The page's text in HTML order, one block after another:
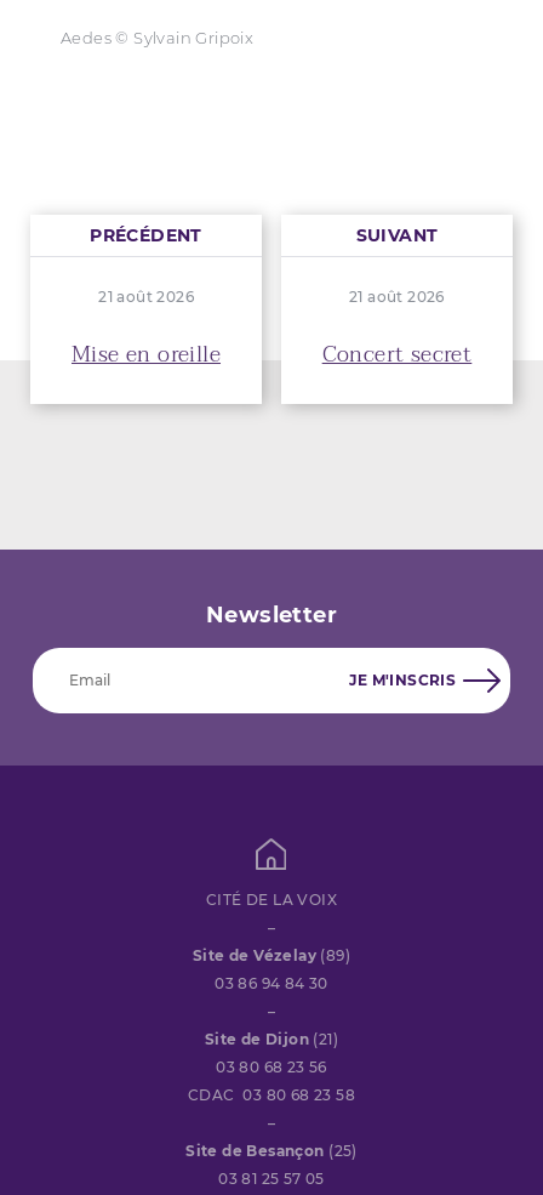
Aedes © Sylvain Gripoix
PRÉCÉDENT
21 août 2026
Mise en oreille
SUIVANT
21 août 2026
Concert secret
Newsletter
CITÉ DE LA VOIX
–
Site de Vézelay (89)
03 86 94 84 30
–
Site de Dijon (21)
03 80 68 23 56
CDAC 03 80 68 23 58
–
Site de Besançon (25)
03 81 25 57 05